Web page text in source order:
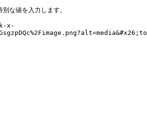
な値を入力します。
x-